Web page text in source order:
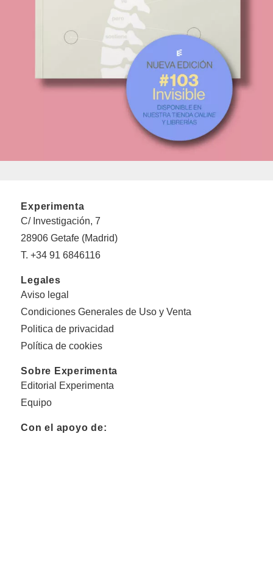
Experimenta
C/ Investigación, 7
28906 Getafe (Madrid)
T. +34 91 6846116
Legales
Aviso legal
Condiciones Generales de Uso y Venta
Politica de privacidad
Política de cookies
Sobre Experimenta
Editorial Experimenta
Equipo
Con el apoyo de: